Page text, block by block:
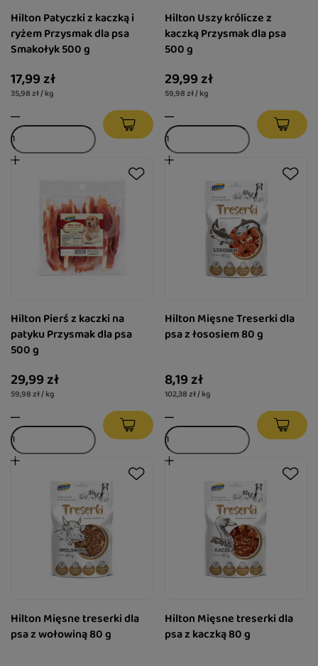
Hilton Patyczki z kaczką i
ryżem Przysmak dla psa
Smakołyk 500 g
17,99 zł
35,98 zł / kg
Hilton Uszy królicze z
kaczką Przysmak dla psa
500 g
29,99 zł
59,98 zł / kg
Hilton Pierś z kaczki na
patyku Przysmak dla psa
500 g
29,99 zł
59,98 zł / kg
Hilton Mięsne Treserki dla
psa z łososiem 80 g
8,19 zł
102,38 zł / kg
Hilton Mięsne treserki dla
psa z wołowiną 80 g
Hilton Mięsne treserki dla
psa z kaczką 80 g